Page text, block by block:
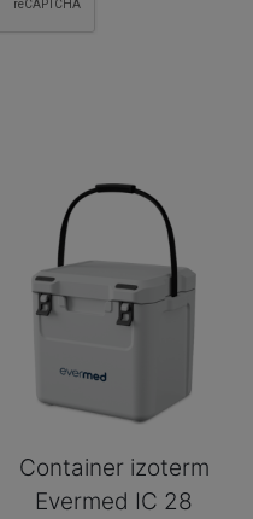
Container izoterm
Evermed IC 28